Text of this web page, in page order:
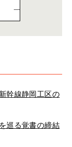
幹線静岡工区の
巡る覚書の締結